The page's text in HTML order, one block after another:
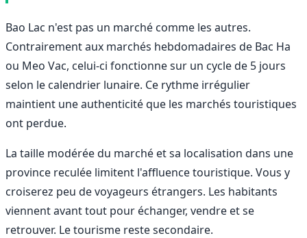
Bao Lac n'est pas un marché comme les autres.
Contrairement aux marchés hebdomadaires de Bac Ha
ou Meo Vac, celui-ci fonctionne sur un cycle de 5 jours
selon le calendrier lunaire. Ce rythme irrégulier
maintient une authenticité que les marchés touristiques
ont perdue.
La taille modérée du marché et sa localisation dans une
province reculée limitent l'affluence touristique. Vous y
croiserez peu de voyageurs étrangers. Les habitants
viennent avant tout pour échanger, vendre et se
retrouver. Le tourisme reste secondaire.